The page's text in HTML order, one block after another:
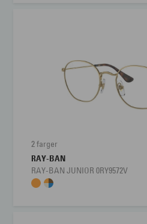
2 farger
RAY-BAN
RAY-BAN JUNIOR 0RY9572V